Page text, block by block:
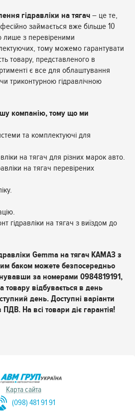
гідравліки на тягач – це те,
займається вже більше 10
лише з перевіреними
тому можемо гарантувати
товару, представленого в
є все для облаштування
триконтурною гідравлічною
компанію, тому що ми
та комплектуючі для
на тягач для різних марок авто.
на тягач перевірених
гідравліки на тягач з виїздом до
Gemma на тягач КАМАЗ з
баком можете безпосередньо
за номерами 0984819191,
товару відбувається в день
день. Доступні варіанти
ПДВ. На всі товари діє гарантія!
Карта сайта
(098) 481 91 91